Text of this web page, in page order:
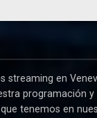
streaming en
programación y
tenemos en